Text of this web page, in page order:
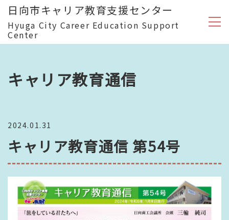
日向市キャリア教育支援センター
Hyuga City Career Education Support
Center
キャリア教育通信
2024.01.31
キャリア教育通信 第54号